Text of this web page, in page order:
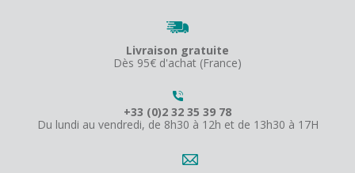
Livraison gratuite
Dès 95€ d'achat (France)
+33 (0)2 32 35 39 78
Du lundi au vendredi, de 8h30 à 12h et de 13h30 à 17H